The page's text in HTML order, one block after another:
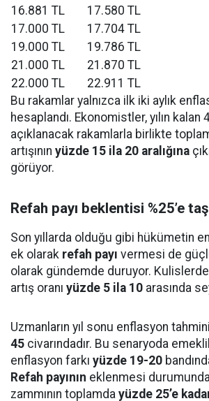
16.881 TL
17.580 TL
17.000 TL
17.704 TL
19.000 TL
19.786 TL
21.000 TL
21.870 TL
22.000 TL
22.911 TL
Bu rakamlar yalnızca ilk iki aylık
hesaplandı. Ekonomistler, yılın kalan
açıklanacak rakamlarla birlikte
artışının yüzde 15 ila 20 aralığına
görüyor.
Refah payı beklentisi %25’e
Son yıllarda olduğu gibi hükümetin
ek olarak refah payı vermesi de
olarak gündemde duruyor.
artış oranı yüzde 5 ila 10 arasında
Uzmanların yıl sonu enflasyon
45 civarındadır. Bu senaryoda
enflasyon farkı yüzde 19-20
Refah payının eklenmesi
zammının toplamda yüzde 25’e